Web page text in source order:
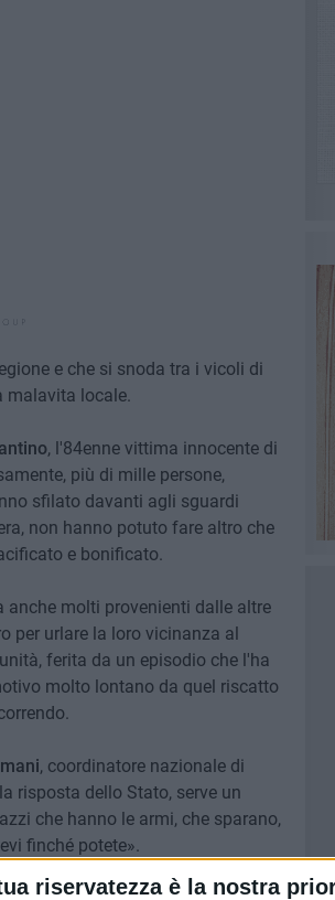
riservatezza è la nostra
e che si snoda tra i vicoli di
malavita locale.
, l'84enne vittima innocente di
più di mille persone,
sfilato davanti agli sguardi
non hanno potuto fare altro che
e bonificato.
anche molti provenienti dalle altre
per urlare la loro vicinanza al
ferita da un episodio che l'ha
molto lontano da quel riscatto
, coordinatore nazionale di
risposta dello Stato, serve un
che hanno le armi, che sparano,
finché potete».